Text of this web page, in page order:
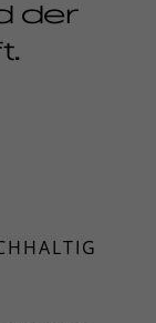
der